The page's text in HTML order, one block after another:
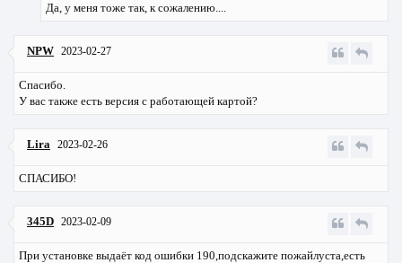
Да, у меня тоже так, к сожалению....
NPW 2023-02-27
Спасибо.
У вас также есть версия с работающей картой?
Lira 2023-02-26
СПАСИБО!
345D 2023-02-09
При установке выдаёт код ошибки 190,подскажите пожайлуста,есть